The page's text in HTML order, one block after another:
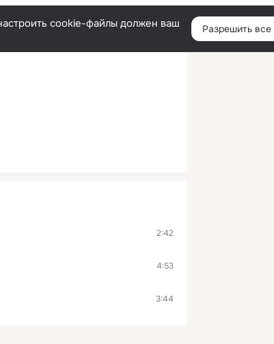
Русский Войти
cookie-файлы должен ваш
Разрешить все
2:42
4:53
3:44